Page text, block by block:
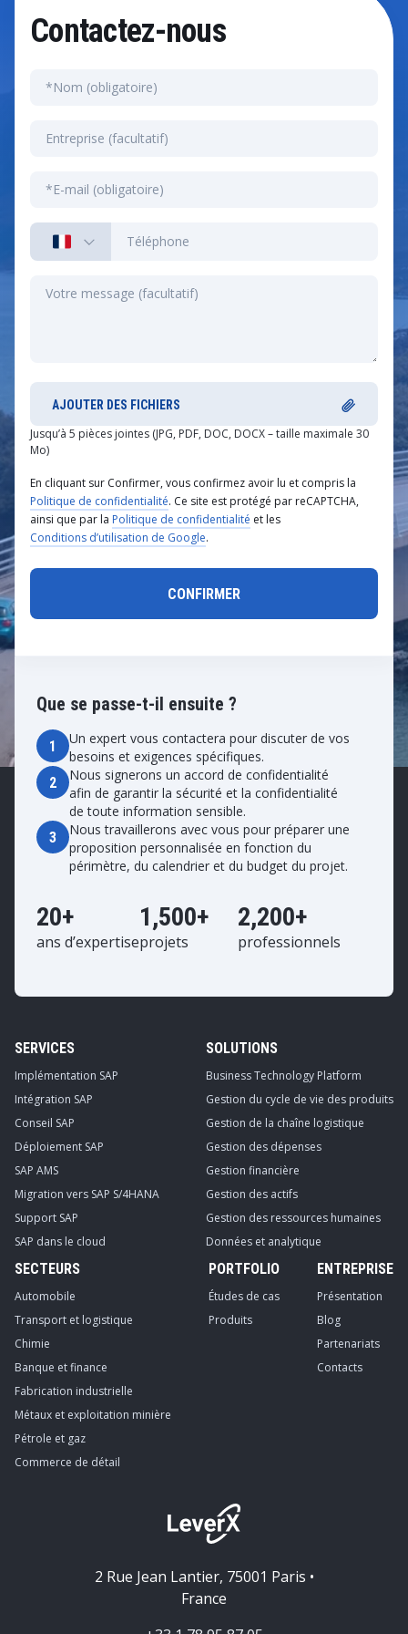
Que se passe-t-il ensuite ?
1
Un expert vous contactera pour discuter de vos
besoins et exigences spécifiques.
2
Nous signerons un accord de confidentialité
afin de garantir la sécurité et la confidentialité
de toute information sensible.
3
Nous travaillerons avec vous pour préparer une
proposition personnalisée en fonction du
périmètre, du calendrier et du budget du projet.
20+
ans d’expertise
1,500+
projets
2,200+
professionnels
Contactez-nous
AJOUTER DES FICHIERS
Jusqu’à 5 pièces jointes (JPG, PDF, DOC, DOCX – taille maximale 30
Mo)
En cliquant sur Confirmer, vous confirmez avoir lu et compris la
Politique de confidentialité. Ce site est protégé par reCAPTCHA,
ainsi que par la Politique de confidentialité et les
Conditions d’utilisation de Google.
SERVICES
Implémentation SAP
Intégration SAP
Conseil SAP
Déploiement SAP
SAP AMS
Migration vers SAP S/4HANA
Support SAP
SAP dans le cloud
SOLUTIONS
Business Technology Platform
Gestion du cycle de vie des produits
Gestion de la chaîne logistique
Gestion des dépenses
Gestion financière
Gestion des actifs
Gestion des ressources humaines
Données et analytique
SECTEURS
Automobile
Transport et logistique
Chimie
Banque et finance
Fabrication industrielle
Métaux et exploitation minière
Pétrole et gaz
Commerce de détail
PORTFOLIO
Études de cas
Produits
ENTREPRISE
Présentation
Blog
Partenariats
Contacts
2 Rue Jean Lantier, 75001 Paris •
France